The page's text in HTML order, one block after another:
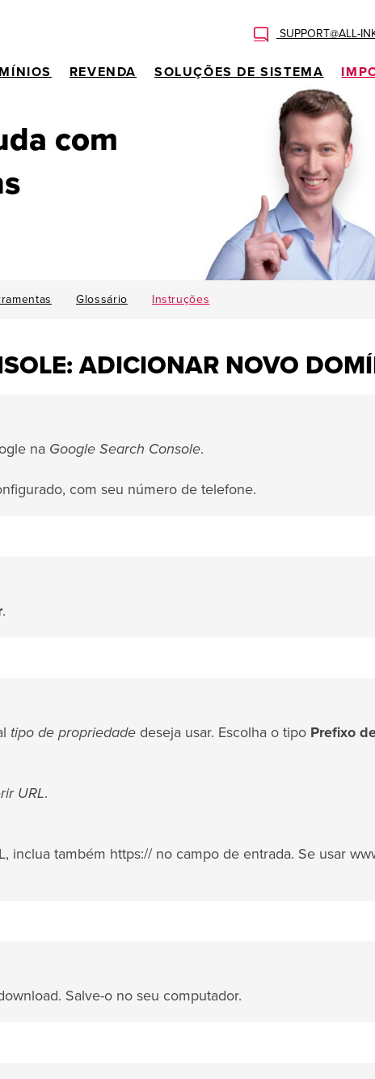
SUPPORT@ALL-
REVENDA SOLUÇÕES DE SISTEMA
com
Glossário Instruções
ADICIONAR NOVO
na Google Search Console.
com seu número de telefone.
.
tipo de propriedade deseja usar. Escolha o tipo Prefixo
URL.
inclua também https:// no campo de entrada. Se usar
Salve-o no seu computador.